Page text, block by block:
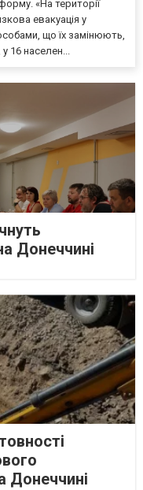
«На території
евакуація у
що їх замінюють,
16 населен...
Донеччині
Донеччині